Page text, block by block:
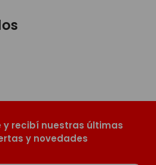
y recibí nuestras últimas
y novedades